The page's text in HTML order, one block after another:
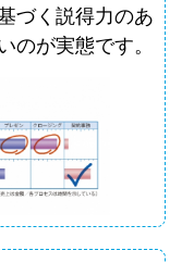
づく説得力のあ
のが実態です。